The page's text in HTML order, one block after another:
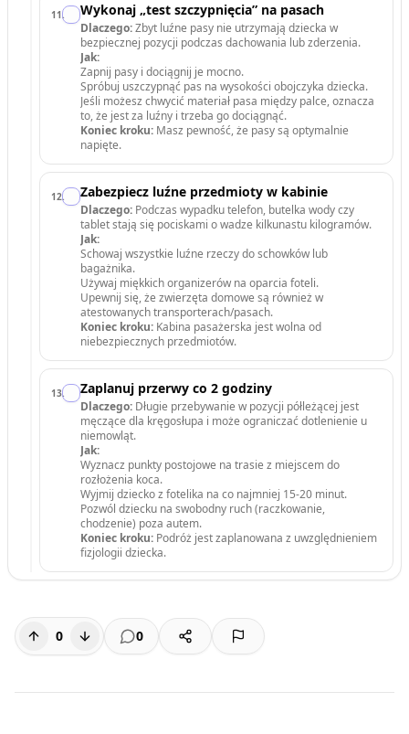
11. Wykonaj „test szczypnięcia” na pasach
Dlaczego:Zbyt luźne pasy nie utrzymają dziecka w
bezpiecznej pozycji podczas dachowania lub zderzenia.
Jak:
Zapnij pasy i dociągnij je mocno.
Spróbuj uszczypnąć pas na wysokości obojczyka dziecka.
Jeśli możesz chwycić materiał pasa między palce, oznacza
to, że jest za luźny i trzeba go dociągnąć.
Koniec kroku: Masz pewność, że pasy są optymalnie
napięte.
12. Zabezpiecz luźne przedmioty w kabinie
Dlaczego: Podczas wypadku telefon, butelka wody czy
tablet stają się pociskami o wadze kilkunastu kilogramów.
Jak:
Schowaj wszystkie luźne rzeczy do schowków lub
bagażnika.
Używaj miękkich organizerów na oparcia foteli.
Upewnij się, że zwierzęta domowe są również w
atestowanych transporterach/pasach.
Koniec kroku: Kabina pasażerska jest wolna od
niebezpiecznych przedmiotów.
13. Zaplanuj przerwy co 2 godziny
Dlaczego: Długie przebywanie w pozycji półleżącej jest
męczące dla kręgosłupa i może ograniczać dotlenienie u
niemowląt.
Jak:
Wyznacz punkty postojowe na trasie z miejscem do
rozłożenia koca.
Wyjmij dziecko z fotelika na co najmniej 15-20 minut.
Pozwól dziecku na swobodny ruch (raczkowanie,
chodzenie) poza autem.
Koniec kroku: Podróż jest zaplanowana z uwzględnieniem
fizjologii dziecka.
0 0